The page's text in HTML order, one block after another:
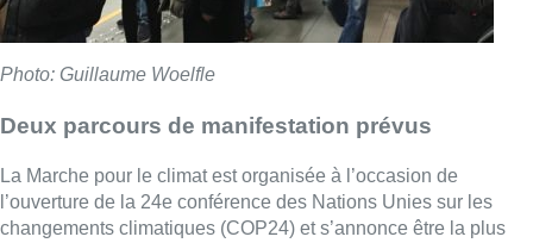
Photo: Guillaume Woelfle
Deux parcours de manifestation prévus
La Marche pour le climat est organisée à l’occasion de
l’ouverture de la 24e conférence des Nations Unies sur les
changements climatiques (COP24) et s’annonce être la plus